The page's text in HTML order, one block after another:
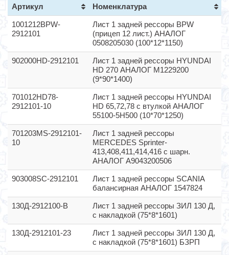
Артикул Номенклатура
1001212BPW-
2912101
Лист 1 задней рессоры BPW
(прицеп 12 лист.) АНАЛОГ
0508205030 (100*12*1150)
902000HD-2912101
Лист 1 задней рессоры HYUNDAI
HD 270 АНАЛОГ M1229200
(9*90*1400)
701012HD78-
2912101-10
Лист 1 задней рессоры HYUNDAI
HD 65,72,78 с втулкой АНАЛОГ
55100-5H500 (10*70*1250)
701203MS-2912101-
10
Лист 1 задней рессоры
MERCEDES Sprinter-
413,408,411,414,416 с шарн.
АНАЛОГ A9043200506
903008SC-2912101
Лист 1 задней рессоры SCANIA
балансирная АНАЛОГ 1547824
130Д-2912100-В
Лист 1 задней рессоры ЗИЛ 130 Д,
с накладкой (75*8*1601)
130Д-2912101-23
Лист 1 задней рессоры ЗИЛ 130 Д,
с накладкой (75*8*1601) БЗРП